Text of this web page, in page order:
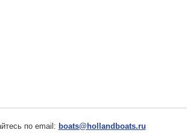
по email: boats@hollandboats.ru